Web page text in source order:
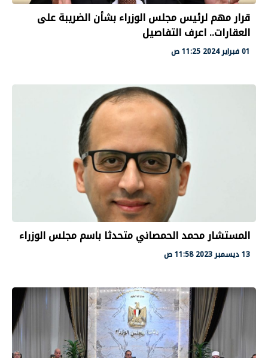
قرار مهم لرئيس مجلس الوزراء بشأن الضريبة على
العقارات.. اعرف التفاصيل
01 فبراير 2024 11:25 ص
المستشار محمد الحمصاني متحدثا باسم مجلس الوزراء
13 ديسمبر 2023 11:58 ص